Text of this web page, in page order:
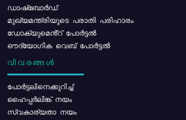
ഡാഷ്ബോർഡ്
മുഖ്യമന്ത്രിയുടെ പരാതി പരിഹാരം
ഡോക്യുമെൻ്റ് പോർട്ടൽ
ഔദ്യോഗിക വെബ് പോർട്ടൽ
വിവരങ്ങൾ
പോര്‍ട്ടലിനെക്കുറിച്ച്
ഹൈപ്പർലിങ്ക് നയം
സ്വകാര്യതാ നയം